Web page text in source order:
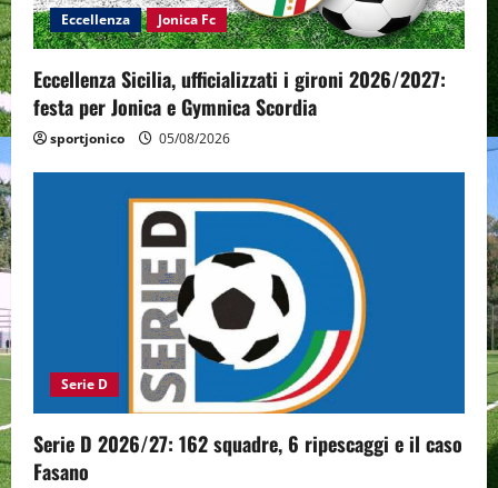
Eccellenza Jonica Fc
Eccellenza Sicilia, ufficializzati i gironi 2026/2027:
festa per Jonica e Gymnica Scordia
sportjonico 05/08/2026
Serie D
Serie D 2026/27: 162 squadre, 6 ripescaggi e il caso
Fasano